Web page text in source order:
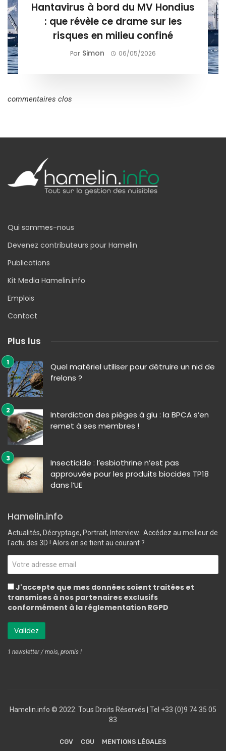
Hantavirus à bord du MV Hondius
: que révèle ce drame sur les
risques en milieu confiné
Par Simon 06/05/2026
commentaires clos
Qui sommes-nous
Devenez contributeurs pour Hamelin
Publications
Kit Media Hamelin.info
Emplois
Contact
Plus lus
Quel matériel utiliser pour détruire un nid de
frelons ?
Interdiction des pièges à glu : la BPCA s’en
remet à ses membres !
Insecticide : l’esbiothrine n’est pas
approuvée pour les produits biocides TP18
dans l’UE
Hamelin.info
Actualités, Décryptage, Portrait, Interview.. Accédez au meilleur de
l'actu des 3D ! Alors on se tient au courant ?
J'accepte que mes données soient traitées et
transmises à nos partenaires exclusifs
conformément à la réglementation RGPD
1 newsletter / mois, promis !
Hamelin.info © 2022. Tous Droits Réservés ‎| Tel +33 (0)9 74 35 05
83
CGV CGU MENTIONS LÉGALES